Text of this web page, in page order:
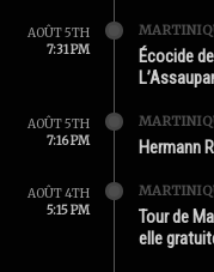
AOÛT 5TH
7:31 PM
Écocide
AOÛT 5TH
7:16 PM
Hermann
AOÛT 4TH
5:15 PM
Tour de
elle